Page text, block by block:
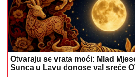
Otvaraju se vrata moći: Mlad
Sunca u Lavu donose val sreće